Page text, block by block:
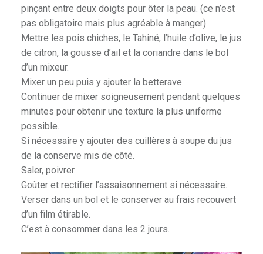
pinçant entre deux doigts pour ôter la peau. (ce n’est
pas obligatoire mais plus agréable à manger)
Mettre les pois chiches, le Tahiné, l’huile d’olive, le jus
de citron, la gousse d’ail et la coriandre dans le bol
d’un mixeur.
Mixer un peu puis y ajouter la betterave.
Continuer de mixer soigneusement pendant quelques
minutes pour obtenir une texture la plus uniforme
possible.
Si nécessaire y ajouter des cuillères à soupe du jus
de la conserve mis de côté.
Saler, poivrer.
Goûter et rectifier l’assaisonnement si nécessaire.
Verser dans un bol et le conserver au frais recouvert
d’un film étirable.
C’est à consommer dans les 2 jours.